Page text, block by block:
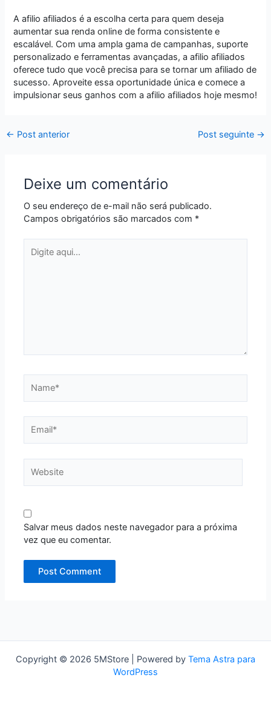
A afilio afiliados é a escolha certa para quem deseja
aumentar sua renda online de forma consistente e
escalável. Com uma ampla gama de campanhas, suporte
personalizado e ferramentas avançadas, a afilio afiliados
oferece tudo que você precisa para se tornar um afiliado de
sucesso. Aproveite essa oportunidade única e comece a
impulsionar seus ganhos com a afilio afiliados hoje mesmo!
← Post anterior Post seguinte →
Deixe um comentário
O seu endereço de e-mail não será publicado.
Campos obrigatórios são marcados com *
aqui...
Salvar meus dados neste navegador para a próxima
vez que eu comentar.
Copyright © 2026 5MStore | Powered by Tema Astra para
WordPress